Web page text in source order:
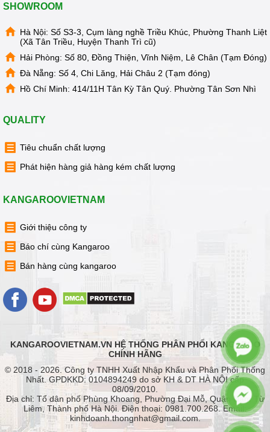
SHOWROOM
Hà Nội: Số S3-3, Cụm làng nghề Triều Khúc, Phường Thanh Liệt
(Xã Tân Triều, Huyện Thanh Trì cũ)
Hải Phòng: Số 80, Đồng Thiện, Vĩnh Niệm, Lê Chân (Tạm Đóng)
Đà Nẵng: Số 4, Chi Lăng, Hải Châu 2 (Tạm đóng)
Hồ Chí Minh: 414/11H Tân Kỳ Tân Quý. Phường Tân Sơn Nhì
QUALITY
Tiêu chuẩn chất lượng
Phát hiện hàng giả hàng kém chất lượng
KANGAROOVIETNAM
Giới thiệu công ty
Báo chí cùng Kangaroo
Bán hàng cùng kangaroo
KANGAROOVIETNAM.VN HỆ THỐNG PHÂN PHỐI KANGAROO
CHÍNH HÃNG
© 2018 - 2026. Công ty TNHH Xuất Nhập Khẩu và Phân Phối Thống
Nhất. GPDKKD: 0104894249 do sở KH & DT HÀ NỘI cấp
08/09/2010.
Địa chỉ: Tổ dân phố Phùng Khoang, Phường Đại Mỗ, Quận Nam Từ
Liêm, Thành phố Hà Nội. Điện thoại: 0981.700.268. Email:
kinhdoanh.thongnhat@gmail.com.